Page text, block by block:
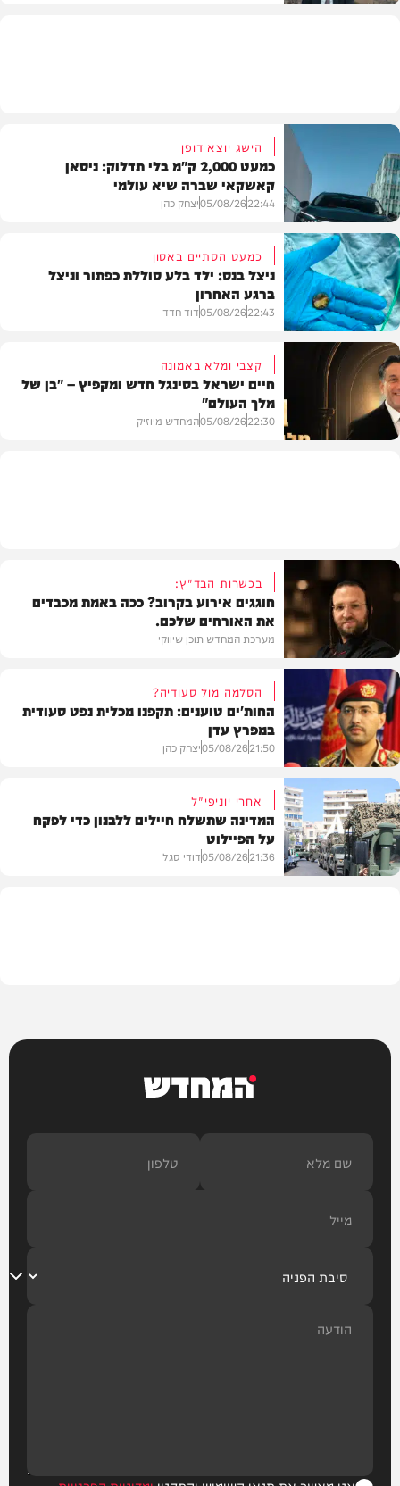
חדשות הרכב
הישג יוצא דופן
כמעט 2,000 ק"מ בלי תדלוק: ניסאן
קאשקאי שברה שיא עולמי
22:44
05/08/26יצחק כהן
בריאות
כמעט הסתיים באסון
ניצל בנס: ילד בלע סוללת כפתור וניצל
ברגע האחרון
22:43
05/08/26דוד חדד
קצבי ומלא באמונה
חיים ישראל בסינגל חדש ומקפיץ – "בן של
מלך העולם"
22:30
05/08/26המחדש מיוזיק
תוכן שיווקי
בכשרות הבד"ץ:
חוגגים אירוע בקרוב? ככה באמת מכבדים
את האורחים שלכם.
מערכת המחדש תוכן שיווקי
צבא וביטחון
הסלמה מול סעודיה?
החות'ים טוענים: תקפנו מכלית נפט סעודית
במפרץ עדן
21:50
05/08/26יצחק כהן
אחרי יוניפי"ל
המדינה שתשלח חיילים ללבנון כדי לפקח
על הפיילוט
21:36
05/08/26דודי סגל
המחדש